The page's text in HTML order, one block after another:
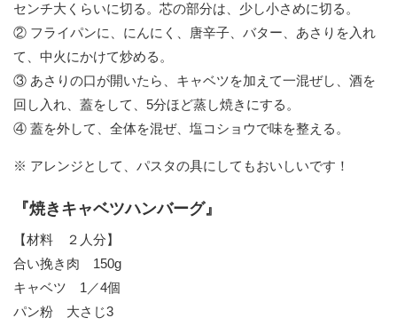
センチ大くらいに切る。芯の部分は、少し小さめに切る。
② フライパンに、にんにく、唐辛子、バター、あさりを入れ
て、中火にかけて炒める。
③ あさりの口が開いたら、キャベツを加えて一混ぜし、酒を
回し入れ、蓋をして、5分ほど蒸し焼きにする。
④ 蓋を外して、全体を混ぜ、塩コショウで味を整える。
※ アレンジとして、パスタの具にしてもおいしいです！
『焼きキャベツハンバーグ』
【材料 ２人分】
合い挽き肉 150g
キャベツ 1／4個
パン粉 大さじ3